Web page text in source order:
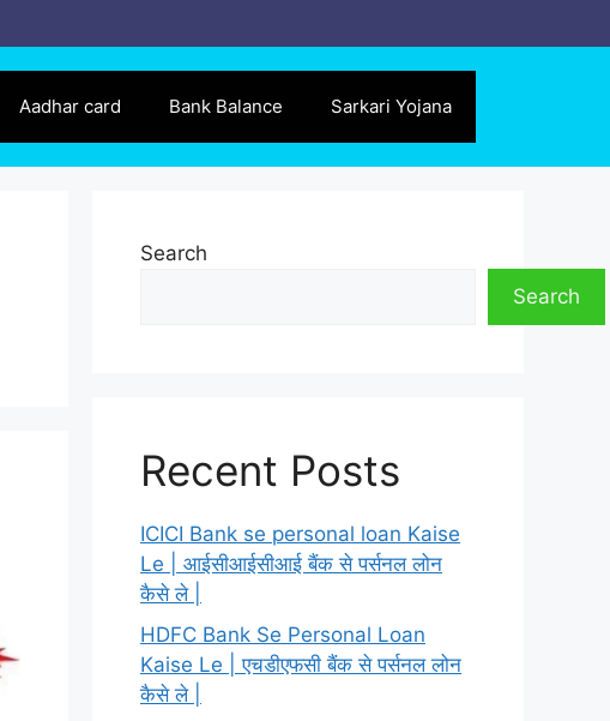
Aadhar card Bank Balance Sarkari Yojana
Search
Search
Recent Posts
ICICI Bank se personal loan Kaise
Le | आईसीआईसीआई बैंक से पर्सनल लोन
कैसे ले |
HDFC Bank Se Personal Loan
Kaise Le | एचडीएफसी बैंक से पर्सनल लोन
कैसे ले |